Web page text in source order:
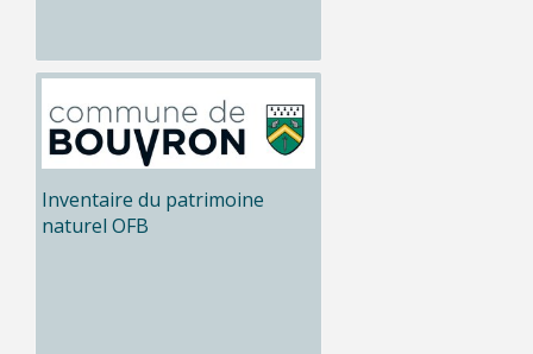
Inventaire du patrimoine
naturel OFB